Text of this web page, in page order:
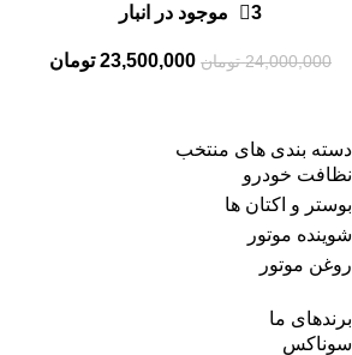
3 موجود در انبار
24,000,000 تومان 23,500,000 تومان
دسته بندی های منتخب
نظافت خودرو
بوستر و اکتان ها
شوینده موتور
روغن موتور
برندهای ما
سوناکس